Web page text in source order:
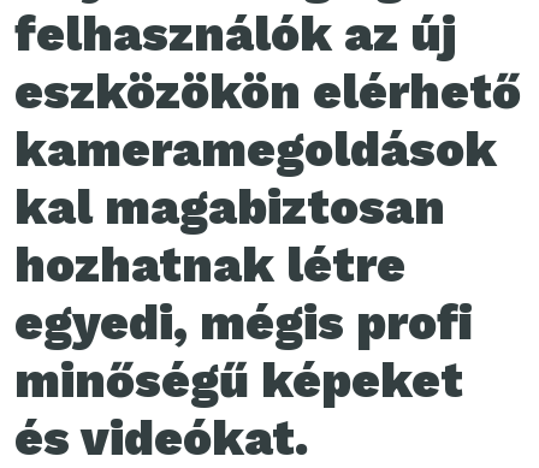
felhasználók az új
eszközökön elérhető
kameramegoldások
kal magabiztosan
hozhatnak létre
egyedi, mégis profi
minőségű képeket
és videókat.